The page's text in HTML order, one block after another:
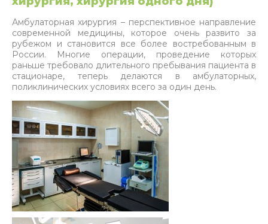
Амбулаторная хирургия – перспективное направление
современной медицины, которое очень развито за
рубежом и становится все более востребованным в
России. Многие операции, проведение которых
раньше требовало длительного пребывания пациента в
стационаре, теперь делаются в амбулаторных,
поликлинических условиях всего за один день.